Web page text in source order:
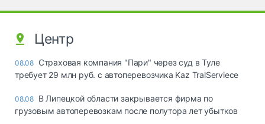
Центр
08.08 Страховая компания "Пари" через суд в Туле
требует 29 млн руб. с автоперевозчика Kaz TralServiece
08.08 В Липецкой области закрывается фирма по
грузовым автоперевозкам после полутора лет убытков